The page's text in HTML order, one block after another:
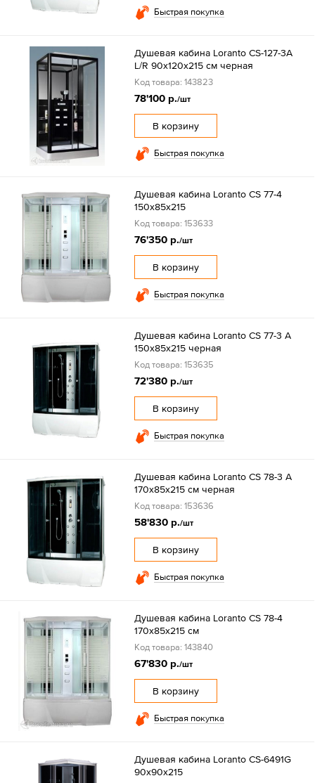
Быстрая покупка
Душевая кабина Loranto CS-127-3A
L/R 90х120х215 см черная
Код товара: 143823
78'100 р./шт
В корзину
Быстрая покупка
Душевая кабина Loranto CS 77-4
150x85x215
Код товара: 153633
76'350 р./шт
В корзину
Быстрая покупка
Душевая кабина Loranto CS 77-3 A
150x85x215 черная
Код товара: 153635
72'380 р./шт
В корзину
Быстрая покупка
Душевая кабина Loranto CS 78-3 A
170x85x215 см черная
Код товара: 153636
58'830 р./шт
В корзину
Быстрая покупка
Душевая кабина Loranto CS 78-4
170x85x215 см
Код товара: 143840
67'830 р./шт
В корзину
Быстрая покупка
Душевая кабина Loranto CS-6491G
90х90х215